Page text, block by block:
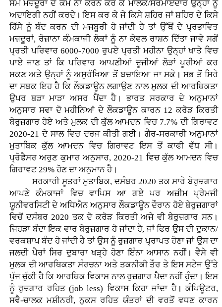
ਸਮੇਂ ਮਜ਼ਦੂਰਾਂ ਦੇ ਕੰਮ ਨਾ ਕਰਨ ਕਰ ਕੇ ਮਾਲਕ/ਸਰਮਾਏਦਾਰ ਉਨ੍ਹਾਂ ਨੂੰ
ਅਦਾਇਗੀ ਨਹੀਂ ਕਰਦੇ। ਇਸ ਕਰ ਕੇ ਜੇ ਕਿਸੇ ਸ਼ਹਿਰ ਜਾਂ ਸ਼ਹਿਰ ਦੇ ਕਿਸੇ
ਹਿੱਸੇ ਨੂੰ ਬੰਦ ਕਰਨ ਦੀ ਮਜਬੂਰੀ ਹੋ ਜਾਂਦੀ ਹੈ ਤਾਂ ਉੱਥੋਂ ਦੇ ਪ੍ਰਭਾਵਿਤ
ਮਜ਼ਦੂਰਾਂ, ਰੋਜ਼ਾਨਾ ਕੰਮਕਾਜੀ ਲੋਕਾਂ ਨੂੰ ਨਾ ਕੇਵਲ ਰਾਸ਼ਨ ਦਿੱਤਾ ਜਾਵੇ ਸਗੋਂ
ਪ੍ਰਤੀ ਪਰਿਵਾਰ 6000-7000 ਰੁਪਏ ਪ੍ਰਤੀ ਮਹੀਨਾ ਉਨ੍ਹਾਂ ਖਾਤੇ ਵਿਚ
ਪਾਏ ਜਾਣ ਤਾਂ ਕਿ ਪਰਿਵਾਰ ਆਪਣੀਆਂ ਦੂਜੀਆਂ ਲੋੜਾਂ ਪੂਰੀਆਂ ਕਰ
ਸਕਣ ਅਤੇ ਉਨ੍ਹਾਂ ਨੂੰ ਅਸੁਰੱਖਿਆ ਤੋਂ ਬਚਾਇਆ ਜਾ ਸਕੇ। ਸਭ ਤੋਂ ਸਿਰੇ
ਦਾ ਸਬਕ ਇਹ ਹੈ ਕਿ ਲੌਕਡਾਊਨ ਲਗਾਉਣ ਨਾਲ ਮੁਲਕ ਦੀ ਆਰਥਿਕਤਾ
ਉਪਰ ਬੜਾ ਮਾੜਾ ਅਸਰ ਪੈਂਦਾ ਹੈ। ਭਾਰਤ ਸਰਕਾਰ ਦੇ ਅਨੁਮਾਨਾਂ
ਅਨੁਸਾਰ ਸਵਾ ਦੋ ਮਹੀਨਿਆਂ ਦੇ ਲੌਕਡਾਊਨ ਕਾਰਨ 12 ਕਰੋੜ ਕਿਰਤੀ
ਬੇਰੁਜ਼ਗਾਰ ਹੋਏ ਅਤੇ ਮੁਲਕ ਦੀ ਕੁੱਲ ਆਮਦਨ ਵਿਚ 7.7% ਦੀ ਗਿਰਾਵਟ
2020-21 ਦੇ ਸਾਲ ਵਿਚ ਦਰਜ ਕੀਤੀ ਗਈ। ਗੈਰ-ਸਰਕਾਰੀ ਅਨੁਮਾਨਾਂ
ਮੁਤਾਬਿਕ ਕੁੱਲ ਆਮਦਨ ਵਿਚ ਗਿਰਾਵਟ ਇਸ ਤੋਂ ਕਾਫੀ ਵੱਧ ਸੀ।
ਪ੍ਰੋਫੈਸਰ ਅਰੁਣ ਕੁਮਾਰ ਅਨੁਸਾਰ, 2020-21 ਵਿਚ ਕੁੱਲ ਆਮਦਨ ਵਿਚ
ਗਿਰਾਵਟ 29% ਹੋਣ ਦਾ ਅਨੁਮਾਨ ਹੈ।
ਸਰਕਾਰੀ ਸੂਤਰਾਂ ਮੁਤਾਬਿਕ, ਦਸੰਬਰ 2020 ਤਕ ਸਾਰੇ ਬੇਰੁਜ਼ਗਾਰ
ਆਪਣੇ ਕੰਮਕਾਜਾਂ ਵਿਚ ਵਾਪਿਸ ਆ ਗਏ ਪਰ ਅਜ਼ੀਮ ਪ੍ਰੇਮਜੀ
ਯੂਨੀਵਰਸਿਟੀ ਦੇ ਅਧਿਐਨ ਅਨੁਸਾਰ ਲੌਕਡਾਊਨ ਦੌਰਾਨ ਹੋਏ ਬੇਰੁਜ਼ਗਾਰਾਂ
ਵਿਚੋਂ ਦਸੰਬਰ 2020 ਤਕ ਦੋ ਕਰੋੜ ਕਿਰਤੀ ਅਜੇ ਵੀ ਬੇਰੁਜ਼ਗਾਰ ਸਨ।
ਜਿਹੜਾ ਬੰਦਾ ਇਕ ਵਾਰ ਬੇਰੁਜ਼ਗਾਰ ਹੋ ਜਾਂਦਾ ਹੈ, ਜਾਂ ਫਿਰ ਉਸ ਦੀ ਦੁਕਾਨ/
ਵਰਕਸ਼ਾਪ ਬੰਦ ਹੋ ਜਾਂਦੀ ਹੈ ਤਾਂ ਉਸ ਨੂੰ ਰੁਜ਼ਗਾਰ ਪ੍ਰਾਪਤ ਹੋਣਾ ਜਾਂ ਉਸ ਦਾ
ਜਲਦੀ ਪੈਰਾਂ ਸਿਰ ਦੁਬਾਰਾ ਖੜ੍ਹੇ ਹੋਣਾ ਇੰਨਾ ਆਸਾਨ ਨਹੀਂ। ਵੈਸੇ ਵੀ
ਮੁਲਕ ਦੀ ਆਰਥਿਕਤਾ ਸੰਰਚਨਾ ਅਤੇ ਤਕਨੀਕੀ ਤੌਰ ਤੇ ਇਸ ਸਟੇਜ ਉੱਤੇ
ਪੁੱਜ ਚੁੱਕੀ ਹੈ ਕਿ ਆਰਥਿਕ ਵਿਕਾਸ ਨਾਲ ਰੁਜ਼ਗਾਰ ਪੈਦਾ ਨਹੀਂ ਹੁੰਦਾ। ਇਸ
ਨੂੰ ਰੁਜ਼ਗਾਰ ਰਹਿਤ (job less) ਵਿਕਾਸ ਕਿਹਾ ਜਾਂਦਾ ਹੈ। ਕੰਪਿਊਟਰ,
ਸਵੈ-ਚਾਲਕ ਮਸ਼ੀਨਰੀ, ਨੁਕਸ ਰਹਿਤ ਯੰਤਰਾਂ ਦੀ ਵਰਤੋਂ ਵਧਣ ਕਾਰਨ